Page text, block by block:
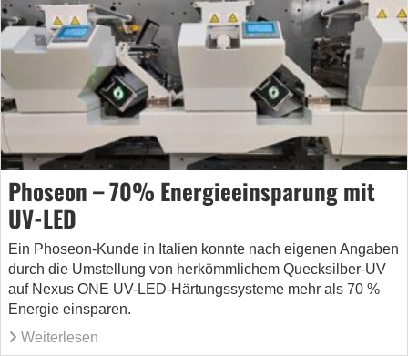
Phoseon – 70% Energieeinsparung mit
UV-LED
Ein Phoseon-Kunde in Italien konnte nach eigenen Angaben
durch die Umstellung von herkömmlichem Quecksilber-UV
auf Nexus ONE UV-LED-Härtungssysteme mehr als 70 %
Energie einsparen.
Weiterlesen